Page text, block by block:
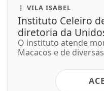
VILA ISABEL
Instituto Celeiro
diretoria da
O instituto atende
Macacos e de